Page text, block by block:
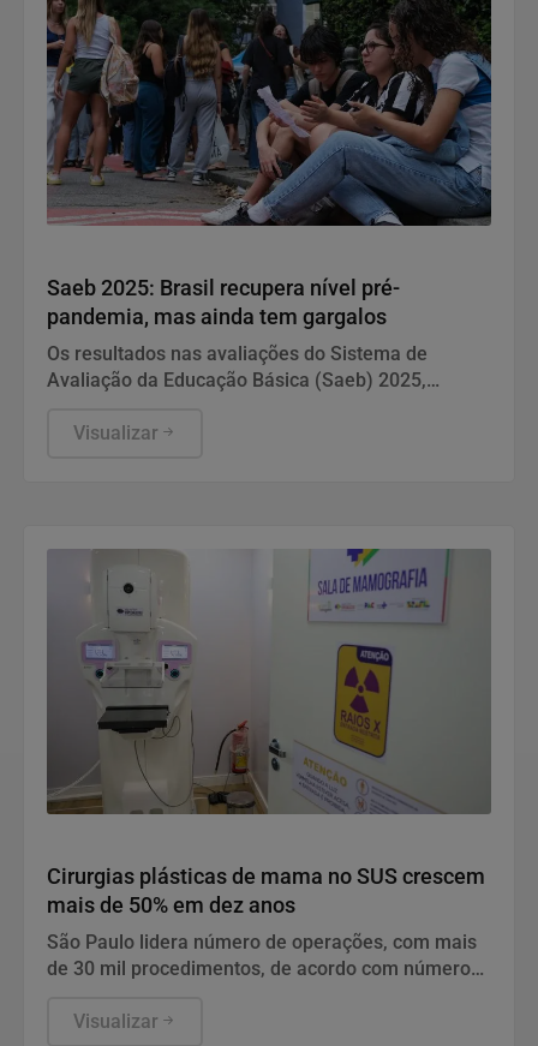
Saeb 2025: Brasil recupera nível pré-
pandemia, mas ainda tem gargalos
Os resultados nas avaliações do Sistema de
Avaliação da Educação Básica (Saeb) 2025,
Educação (MEC), em Brasília, mostram que, apesar
Visualizar
Cirurgias plásticas de mama no SUS crescem
mais de 50% em dez anos
São Paulo lidera número de operações, com mais
de 30 mil procedimentos, de acordo com números
Visualizar